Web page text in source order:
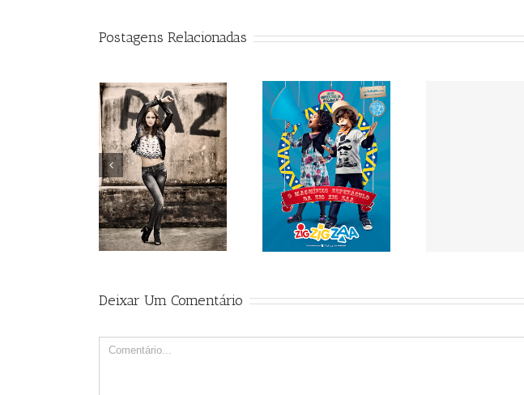
Postagens Relacionadas
Malwee Sandro_clemes
Deixar Um Comentário
Comment